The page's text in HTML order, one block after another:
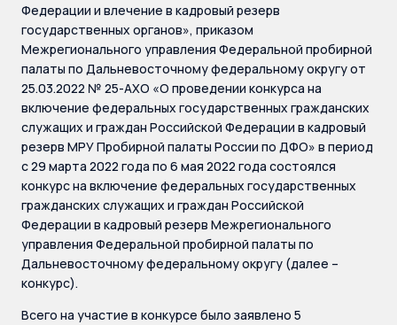
Федерации и влечение в кадровый резерв
государственных органов», приказом
Межрегионального управления Федеральной пробирной
палаты по Дальневосточному федеральному округу от
25.03.2022 № 25-АХО «О проведении конкурса на
включение федеральных государственных гражданских
служащих и граждан Российской Федерации в кадровый
резерв МРУ Пробирной палаты России по ДФО» в период
с 29 марта 2022 года по 6 мая 2022 года состоялся
конкурс на включение федеральных государственных
гражданских служащих и граждан Российской
Федерации в кадровый резерв Межрегионального
управления Федеральной пробирной палаты по
Дальневосточному федеральному округу (далее –
конкурс).
Всего на участие в конкурсе было заявлено 5